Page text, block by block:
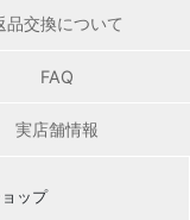
品交換について
FAQ
実店舗情報
ップ